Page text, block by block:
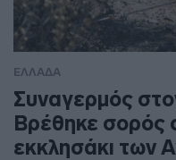
ΕΛΛΑΔΑ
Συναγερμός
Βρέθηκε σορός
εκκλησάκι των